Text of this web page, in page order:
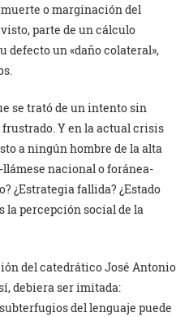
o marginación del
parte de un cálculo
defecto un «daño colateral»,
se trató de un intento sin
Y en la actual crisis
a ningún hombre de la alta
nacional o foránea-
¿Estrategia fallida? ¿Estado
la percepción social de la
del catedrático José Antonio
debiera ser imitada:
del lenguaje puede